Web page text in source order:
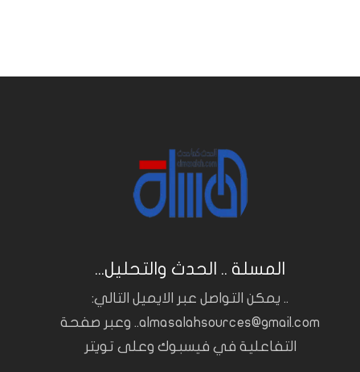
المسلة .. الحدث والتحليل...
.. يمكن التواصل عبر الايميل التالي:
almasalahsources@gmail.com.. وعبر صفحة
التفاعلية في فيسبوك وعلى تويتر